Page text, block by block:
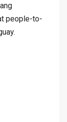
people-to-